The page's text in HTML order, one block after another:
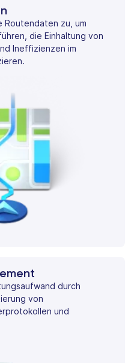
Routendaten zu, um
die Einhaltung von
Ineffizienzen im
durch
von
und